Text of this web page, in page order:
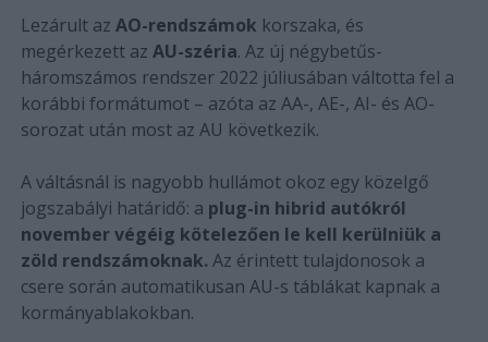
Lezárult az AO-rendszámok korszaka, és
megérkezett az AU-széria. Az új négybetűs-
háromszámos rendszer 2022 júliusában váltotta fel a
korábbi formátumot – azóta az AA-, AE-, AI- és AO-
sorozat után most az AU következik.
A váltásnál is nagyobb hullámot okoz egy közelgő
jogszabályi határidő: a plug-in hibrid autókról
november végéig kötelezően le kell kerülniük a
zöld rendszámoknak. Az érintett tulajdonosok a
csere során automatikusan AU-s táblákat kapnak a
kormányablakokban.